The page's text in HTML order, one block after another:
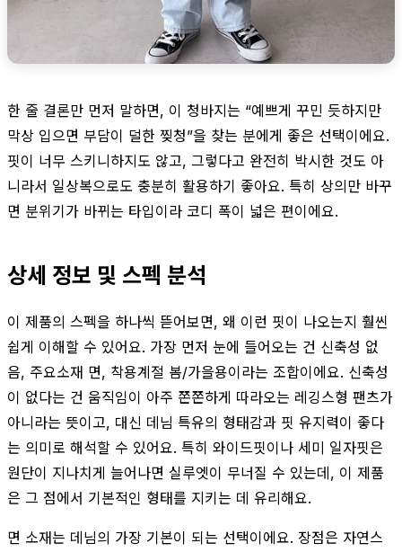
한 줄 결론만 먼저 말하면, 이 청바지는 “예쁘게 꾸민 듯하지만
막상 입으면 부담이 덜한 찢청”을 찾는 분에게 좋은 선택이에요.
핏이 너무 스키니하지도 않고, 그렇다고 완전히 박시한 것도 아
니라서 일상복으로도 충분히 활용하기 좋아요. 특히 상의만 바꾸
면 분위기가 바뀌는 타입이라 코디 폭이 넓은 편이에요.
상세 정보 및 스펙 분석
이 제품의 스펙을 하나씩 뜯어보면, 왜 이런 핏이 나오는지 훨씬
쉽게 이해할 수 있어요. 가장 먼저 눈에 들어오는 건 신축성 없
음, 주요소재 면, 착용계절 봄/가을용이라는 조합이에요. 신축성
이 없다는 건 움직임이 아주 쫀쫀하게 따라오는 레깅스형 팬츠가
아니라는 뜻이고, 대신 데님 특유의 형태감과 핏 유지력이 좋다
는 의미로 해석할 수 있어요. 특히 와이드핏이나 세미 일자핏은
원단이 지나치게 늘어나면 실루엣이 무너질 수 있는데, 이 제품
은 그 점에서 기본적인 형태를 지키는 데 유리해요.
면 소재는 데님의 가장 기본이 되는 선택이에요. 장점은 자연스